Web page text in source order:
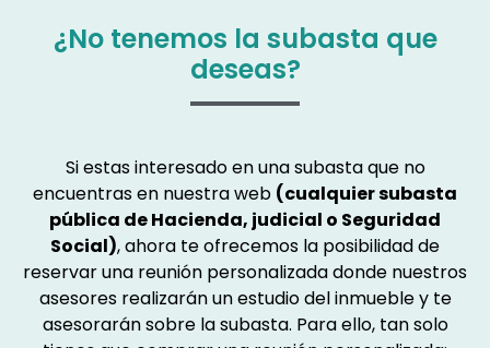
¿No tenemos la subasta que
deseas?
Si estas interesado en una subasta que no
encuentras en nuestra web (cualquier subasta
pública de Hacienda, judicial o Seguridad
Social), ahora te ofrecemos la posibilidad de
reservar una reunión personalizada donde nuestros
asesores realizarán un estudio del inmueble y te
asesorarán sobre la subasta. Para ello, tan solo